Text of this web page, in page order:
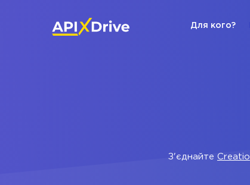
Для кого?
З'єднайте Creatio